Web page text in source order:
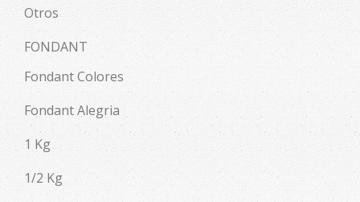
Otros
FONDANT
Fondant Colores
Fondant Alegria
1 Kg
1/2 Kg